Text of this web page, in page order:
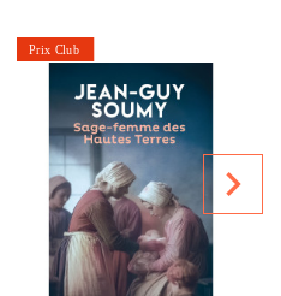
navigate_next